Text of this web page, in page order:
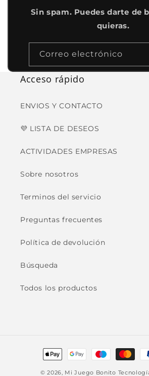
Sin spam. Puedes darte de
quieras.
Correo electrónico
Acceso rápido
ENVIOS Y CONTACTO
💜 LISTA DE DESEOS
ACTIVIDADES EMPRESAS
Sobre nosotros
Terminos del servicio
Preguntas frecuentes
Política de devolución
Búsqueda
Todos los productos
Formas
de
© 2026, Mi Juego Bonito